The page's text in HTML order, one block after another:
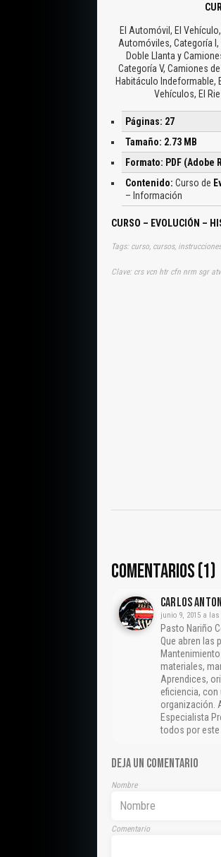
El Automóvil, El
Automóviles, Categoría
Doble Llanta y
Categoría V, Camiones
Habitáculo Indeformable,
Vehículos, El
Páginas: 27
Tamaño: 2.73 MB
Formato: PDF (Adobe
Contenido: Curso de
– Información
CURSO – EVOLUCIÓN –
Clave: crs vcn htr cfn nrm sgr
COMENTARIOS (1)
CARLOS
junio 9, 2015 a las
Pasto Nariño
Que abren las
materiales,
Aprendices,
eficiencia,
organización.
Especialista
todos por este
DEJA UN COMENTARIO
Nombre
Comentario